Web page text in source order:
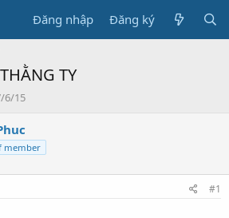
Đăng nhập Đăng ký
TY
6/15
member
#1